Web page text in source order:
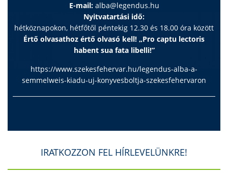
E-mail: alba@legendus.hu
Nyitvatartási idő:
hétköznapokon, hétfőtől péntekig 12.30 és 18.00 óra között
Értő olvasathoz értő olvasó kell! „Pro captu lectoris
habent sua fata libelli!”
https://www.szekesfehervar.hu/legendus-alba-a-
semmelweis-kiadu-uj-konyvesboltja-szekesfehervaron
IRATKOZZON FEL HÍRLEVELÜNKRE!